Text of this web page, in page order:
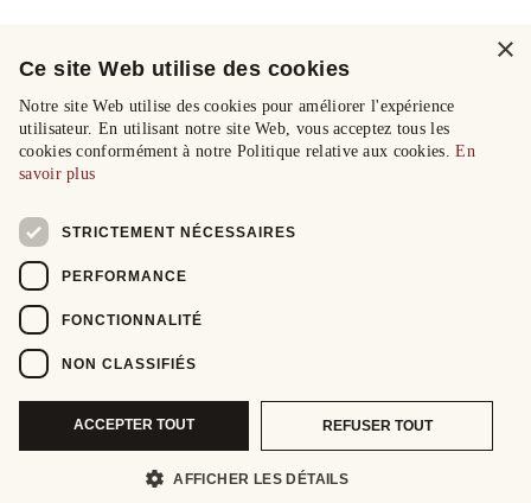
×
Ce site Web utilise des cookies
Notre site Web utilise des cookies pour améliorer l'expérience
utilisateur. En utilisant notre site Web, vous acceptez tous les
cookies conformément à notre Politique relative aux cookies.En
savoir plus
STRICTEMENT NÉCESSAIRES
PERFORMANCE
FONCTIONNALITÉ
NON CLASSIFIÉS
ACCEPTER TOUT REFUSER TOUT
AFFICHER LES DÉTAILS